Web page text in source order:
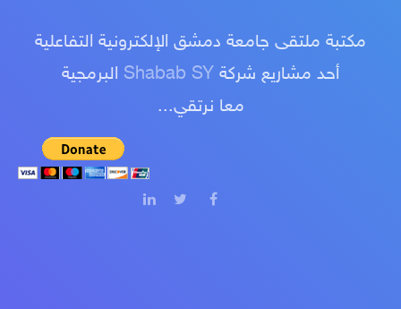
مكتبة ملتقى جامعة دمشق الإلكترونية التفاعلية
أحد مشاريع شركة Shabab SY البرمجية
معا نرتقي...